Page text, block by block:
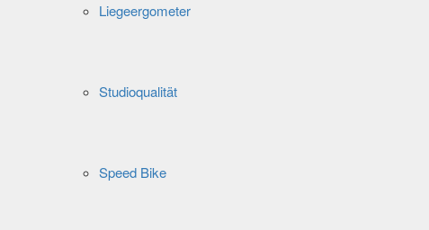
Liegeergometer
Studioqualität
Speed Bike